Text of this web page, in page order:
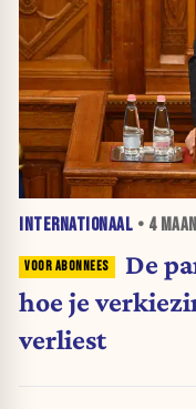
INTERNATIONAAL • 4
De
hoe je
verliest